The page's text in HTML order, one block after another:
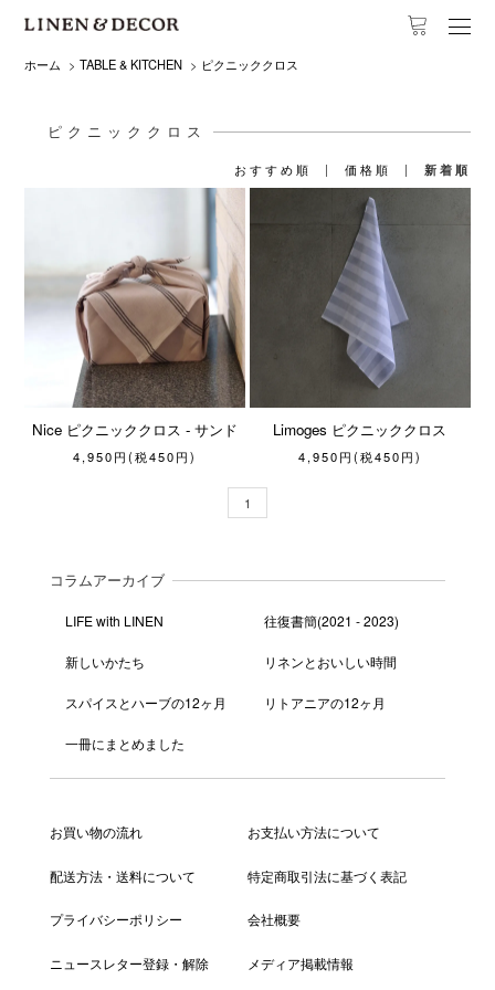
ホーム >TABLE & KITCHEN > ピクニッククロス
ピクニッククロス
おすすめ順 | 価格順 | 新着順
Nice ピクニッククロス - サンド
4,950円(税450円)
Limoges ピクニッククロス
4,950円(税450円)
1
コラムアーカイブ
LIFE with LINEN 往復書簡(2021 - 2023)
新しいかたち リネンとおいしい時間
スパイスとハーブの12ヶ月 リトアニアの12ヶ月
一冊にまとめました
お買い物の流れ お支払い方法について
配送方法・送料について 特定商取引法に基づく表記
プライバシーポリシー 会社概要
ニュースレター登録・解除 メディア掲載情報